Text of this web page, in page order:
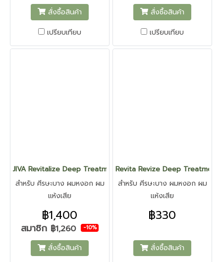
สั่งซื้อสินค้า
เปรียบเทียบ
สั่งซื้อสินค้า
เปรียบเทียบ
JIVA Revitalize Deep Treatment - จีวา รีไวต้าไลซ์ ดีพ ทรีทเม้นท์
สำหรับ ศีรษะบาง ผมหงอก ผม
แห้งเสีย
฿1,400
สมาชิก ฿1,260 -10%
สั่งซื้อสินค้า
Revita Revize Deep Treatment
สำหรับ ศีรษะบาง ผมหงอก ผม
แห้งเสีย
฿330
สั่งซื้อสินค้า